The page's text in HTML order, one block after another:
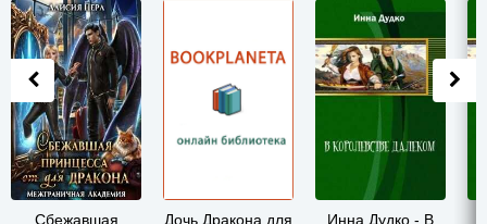
Сбежавшая
Дочь Дракона для
Инна Дудко - В